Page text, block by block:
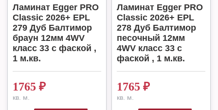
Ламинат Egger PRO
Classic 2026+ EPL
279 Дуб Балтимор
браун 12мм 4WV
класс 33 с фаской ,
1 м.кв.
1765 ₽
кв. м.
Ламинат Egger PRO
Classic 2026+ EPL
278 Дуб Балтимор
песочный 12мм
4WV класс 33 с
фаской , 1 м.кв.
1765 ₽
кв. м.